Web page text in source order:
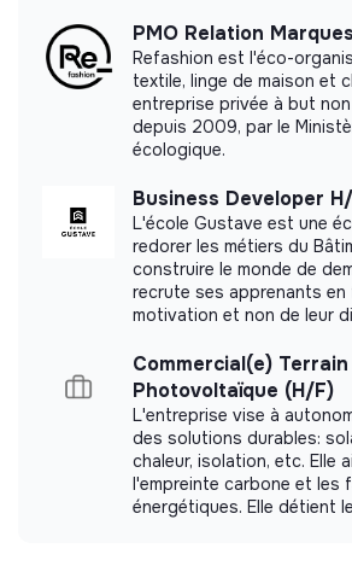
à la réflexion sur l'impact.
Ce que tu apprendras
À la fin du stage, tu devrais avoir
Comment identifier une
entrepreneuriale - Passer d'un
hypothèse de start-up
Comment valider une idée -
benchmark, études de marché,
Comment construire une
model, proposition de valeur, go-
financement.
Comment opère un Startup
création de ventures,
allocation des ressources -
prend ses décisions. Tu seras
discussions et arbitrages
aux premiers collaborateurs.
PMO Relation
Refashion est l'éco-
textile, linge de maison et
entreprise privée à but
depuis 2009, par le
écologique.
Business Developer
L'école Gustave est une
redorer les métiers du
construire le monde de
recrute ses apprenants
motivation et non de leur
Commercial(e)
Photovoltaïque (H/F)
L'entreprise vise à
des solutions durables:
chaleur, isolation, etc. Elle
l'empreinte carbone et les
énergétiques. Elle détient